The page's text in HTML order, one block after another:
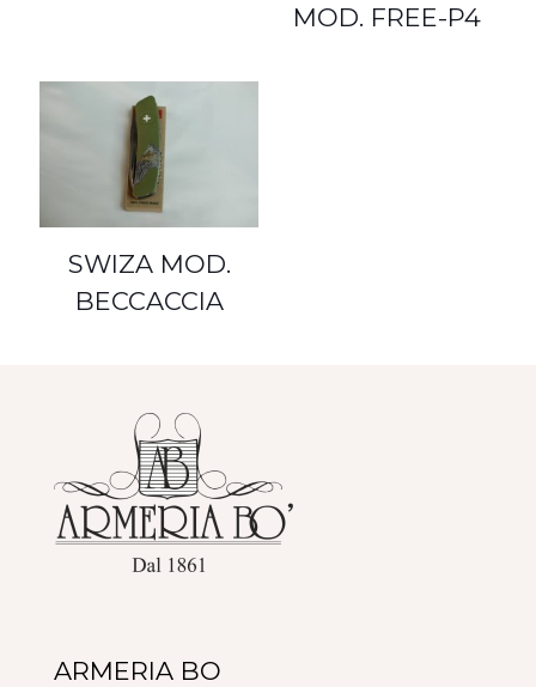
MOD. FREE-P4
SWIZA MOD.
BECCACCIA
ARMERIA BO